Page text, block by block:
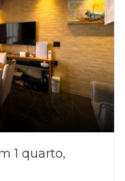
1 quarto,